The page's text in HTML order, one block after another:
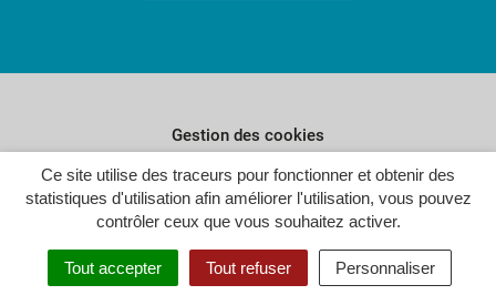
Ce site utilise des traceurs pour fonctionner et obtenir des
statistiques d'utilisation afin améliorer l'utilisation, vous pouvez
contrôler ceux que vous souhaitez activer.
Tout accepter Tout refuser Personnaliser
Gestion des cookies
Plan du site
Politique de confidentialité
Crédits